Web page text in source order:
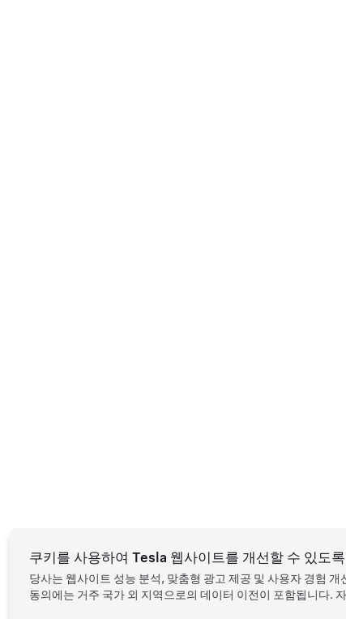
쿠키를 사용하여 Tesla 웹사이트를 개선할 수 있도
당사는 웹사이트 성능 분석, 맞춤형 광고 제공 및 사용자 경험
동의에는 거주 국가 외 지역으로의 데이터 이전이 포함됩니다.